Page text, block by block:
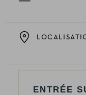
ENTRÉE